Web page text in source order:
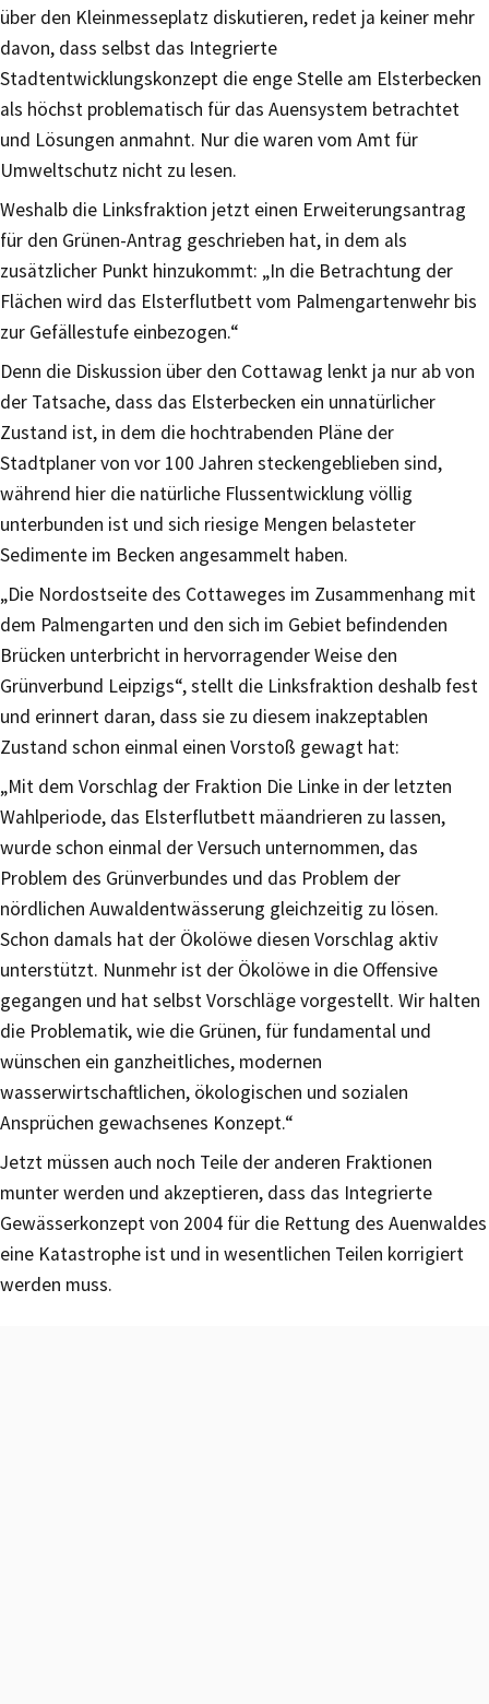
über den Kleinmesseplatz diskutieren, redet ja keiner mehr
davon, dass selbst das Integrierte
Stadtentwicklungskonzept die enge Stelle am Elsterbecken
als höchst problematisch für das Auensystem betrachtet
und Lösungen anmahnt. Nur die waren vom Amt für
Umweltschutz nicht zu lesen.
Weshalb die Linksfraktion jetzt einen Erweiterungsantrag
für den Grünen-Antrag geschrieben hat, in dem als
zusätzlicher Punkt hinzukommt: „In die Betrachtung der
Flächen wird das Elsterflutbett vom Palmengartenwehr bis
zur Gefällestufe einbezogen.“
Denn die Diskussion über den Cottawag lenkt ja nur ab von
der Tatsache, dass das Elsterbecken ein unnatürlicher
Zustand ist, in dem die hochtrabenden Pläne der
Stadtplaner von vor 100 Jahren steckengeblieben sind,
während hier die natürliche Flussentwicklung völlig
unterbunden ist und sich riesige Mengen belasteter
Sedimente im Becken angesammelt haben.
„Die Nordostseite des Cottaweges im Zusammenhang mit
dem Palmengarten und den sich im Gebiet befindenden
Brücken unterbricht in hervorragender Weise den
Grünverbund Leipzigs“, stellt die Linksfraktion deshalb fest
und erinnert daran, dass sie zu diesem inakzeptablen
Zustand schon einmal einen Vorstoß gewagt hat:
„Mit dem Vorschlag der Fraktion Die Linke in der letzten
Wahlperiode, das Elsterflutbett mäandrieren zu lassen,
wurde schon einmal der Versuch unternommen, das
Problem des Grünverbundes und das Problem der
nördlichen Auwaldentwässerung gleichzeitig zu lösen.
Schon damals hat der Ökolöwe diesen Vorschlag aktiv
unterstützt. Nunmehr ist der Ökolöwe in die Offensive
gegangen und hat selbst Vorschläge vorgestellt. Wir halten
die Problematik, wie die Grünen, für fundamental und
wünschen ein ganzheitliches, modernen
wasserwirtschaftlichen, ökologischen und sozialen
Ansprüchen gewachsenes Konzept.“
Jetzt müssen auch noch Teile der anderen Fraktionen
munter werden und akzeptieren, dass das Integrierte
Gewässerkonzept von 2004 für die Rettung des Auenwaldes
eine Katastrophe ist und in wesentlichen Teilen korrigiert
werden muss.